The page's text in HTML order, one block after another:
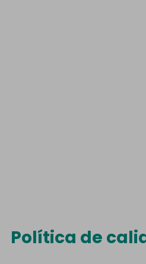
Política de